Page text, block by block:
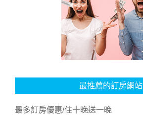
最推薦的訂房網站
最多訂房優惠/住十晚送一晚